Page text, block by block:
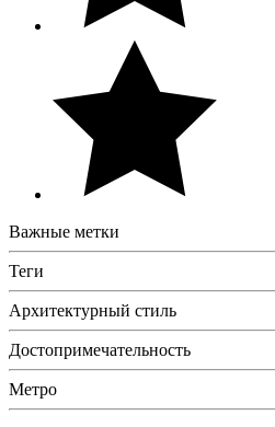
Важные метки
Теги
Архитектурный стиль
Достопримечательность
Метро